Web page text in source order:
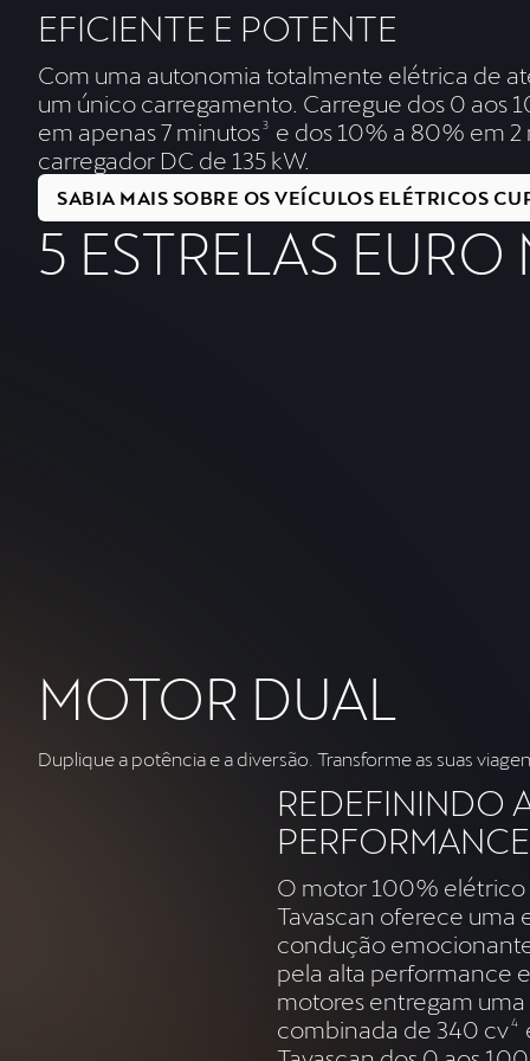
EFICIENTE E POTENTE
Com uma autonomia totalmente elétrica de
um único carregamento. Carregue dos 0 aos
em apenas 7 minutos3 e dos 10% a 80% em 2
carregador DC de 135 kW.
SABIA MAIS SOBRE OS VEÍCULOS ELÉTRICOS
5 ESTRELAS EURO
MOTOR DUAL
Duplique a potência e a diversão. Transforme as suas
REDEFININDO
PERFORMANCE
O motor 100% elétrico
Tavascan oferece uma
condução
pela alta performance
motores entregam
combinada de 340 cv 4